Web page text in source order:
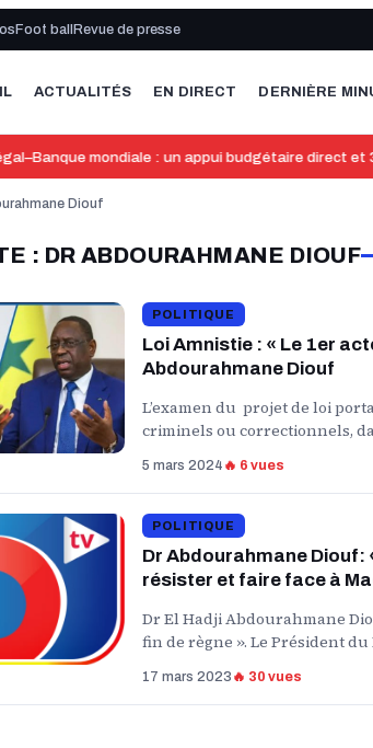
Foot ball Revue de presse
ACTUALITÉS EN DIRECT DERNIÈRE
mondiale : un appui budgétaire direct et
Diouf
: DR ABDOURAHMANE DIOUF
POLITIQUE
Loi Amnistie : « Le 1er
Abdourahmane Diouf
L’examen du projet de loi
criminels ou correctionnels,
5 mars 2024 🔥 6 vues
POLITIQUE
Dr Abdourahmane Diouf:
résister et faire face à
Dr El Hadji Abdourahmane
fin de règne ». Le Président
17 mars 2023 🔥 30 vues